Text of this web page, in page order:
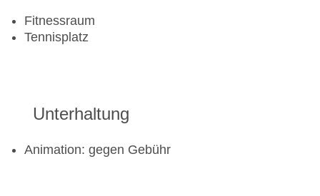
Fitnessraum
Tennisplatz
Unterhaltung
Animation: gegen Gebühr